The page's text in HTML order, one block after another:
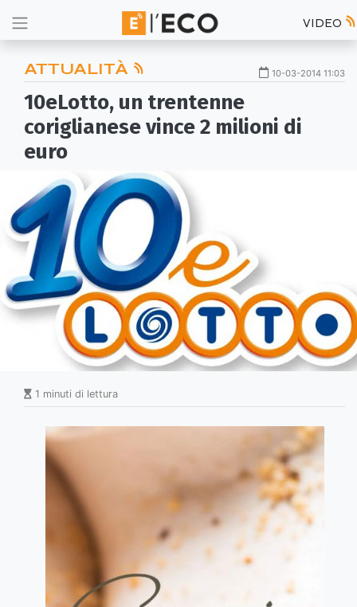
VIDEO
ATTUALITÀ 10-03-2014 11:03
10eLotto, un trentenne
coriglianese vince 2 milioni di
euro
1 minuti di lettura